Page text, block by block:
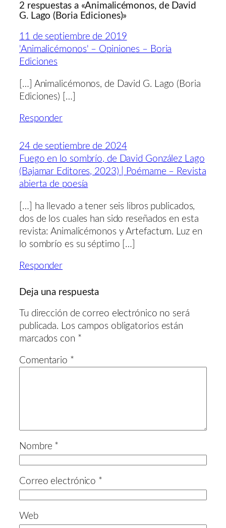
2 respuestas a «Animalicémonos, de David
G. Lago (Boria Ediciones)»
11 de septiembre de 2019
'Animalicémonos' – Opiniones – Boria
Ediciones
[…] Animalicémonos, de David G. Lago (Boria
Ediciones) […]
Responder
24 de septiembre de 2024
Fuego en lo sombrío, de David González Lago
(Bajamar Editores, 2023) | Poémame – Revista
abierta de poesía
[…] ha llevado a tener seis libros publicados,
dos de los cuales han sido reseñados en esta
revista: Animalicémonos y Artefactum. Luz en
lo sombrío es su séptimo […]
Responder
Deja una respuesta
Tu dirección de correo electrónico no será
publicada.
Los campos obligatorios están
marcados con *
Comentario *
Nombre *
Correo electrónico *
Web